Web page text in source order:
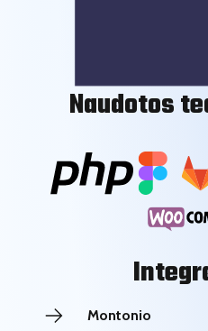
Naudotos
Montonio